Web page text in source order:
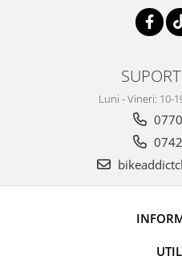
Luni - Vineri: 10-